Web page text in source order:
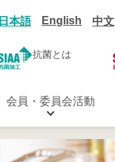
日本語 English 中文
抗菌とは
会員・委員会活動